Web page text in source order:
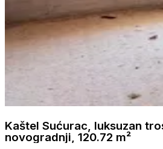
Kaštel Sućurac, luksuzan
novogradnji, 120.72 m²